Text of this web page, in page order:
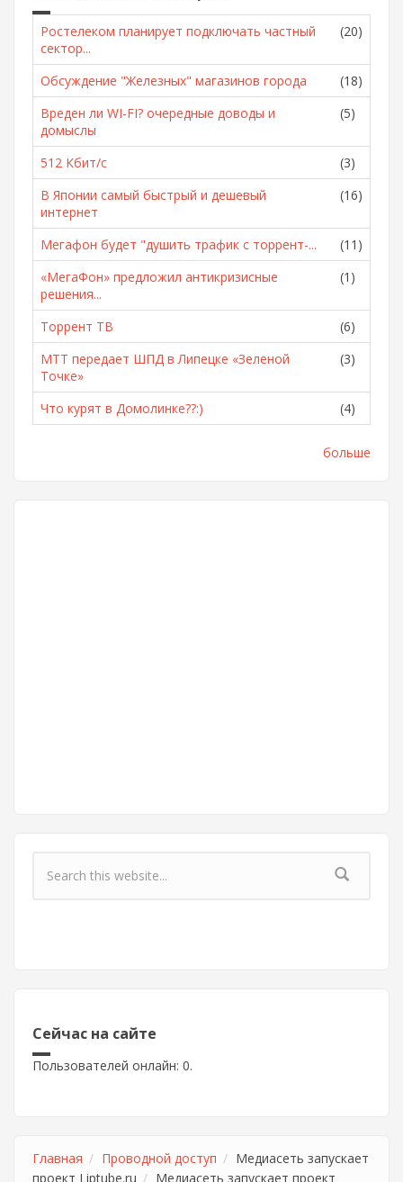
Ростелеком планирует подключать частный
сектор...
(20)
Обсуждение "Железных" магазинов города
(18)
Вреден ли WI-FI? очередные доводы и
домыслы
(5)
512 Кбит/с
(3)
В Японии самый быстрый и дешевый
интернет
(16)
Мегафон будет "душить трафик с торрент-...
(11)
«МегаФон» предложил антикризисные
решения...
(1)
Торрент ТВ
(6)
МТТ передает ШПД в Липецке «Зеленой
Точке»
(3)
Что курят в Домолинке??:) (4)
больше
Форма поиска
Сейчас на сайте
Пользователей онлайн: 0.
Главная Проводной доступ
Медиасеть запускает
проект Liptube.ru
Медиасеть запускает проект